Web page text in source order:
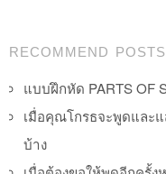
Post
RECOMMEND POSTS
แบบฝึกหัด PARTS OF
เมื่อคุณโกรธจะพูดและ
บ้าง